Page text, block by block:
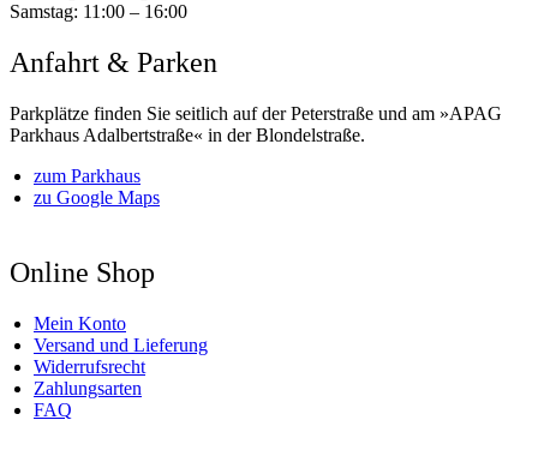
Samstag: 11:00 – 16:00
Anfahrt & Parken
Parkplätze finden Sie seitlich auf der Peterstraße und am »APAG
Parkhaus Adalbertstraße« in der Blondelstraße.
zum Parkhaus
zu Google Maps
Online Shop
Mein Konto
Versand und Lieferung
Widerrufsrecht
Zahlungsarten
FAQ